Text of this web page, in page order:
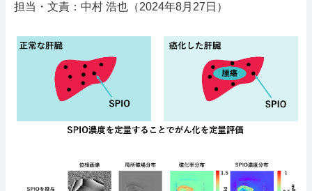
担当・文責：中村 浩也（2024年8月27日）